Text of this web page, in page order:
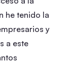
he tenido la
y
a este